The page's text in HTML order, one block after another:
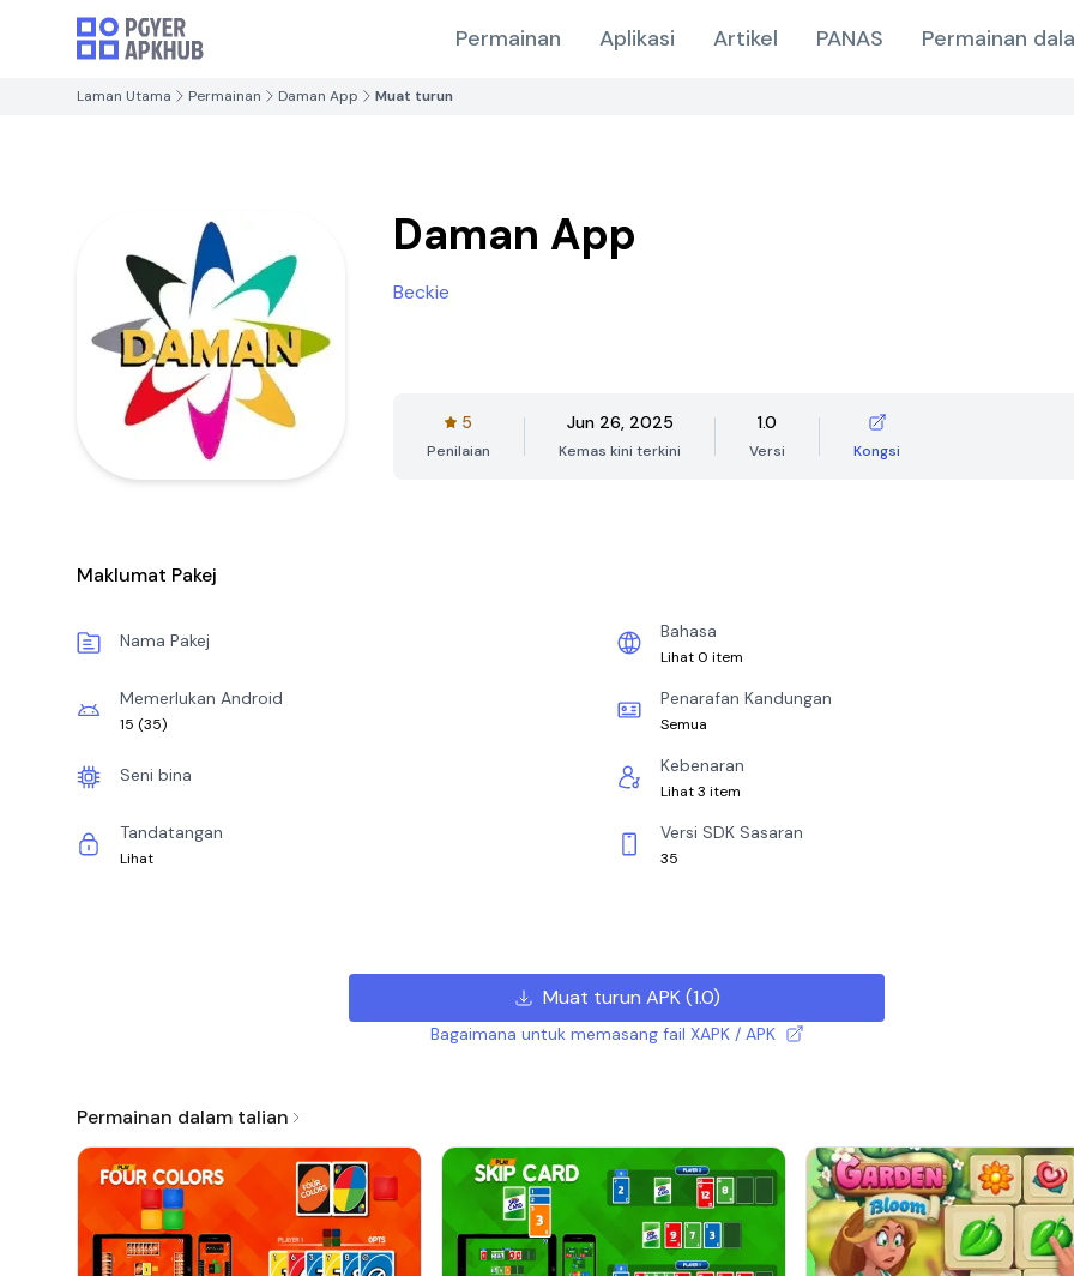
Permainan Aplikasi Artikel PANAS Permainan
Laman Utama Permainan Daman App Muat turun
Daman App
Beckie
5
Penilaian
Jun 26, 2025
Kemas kini terkini
1.0
Versi Kongsi
Maklumat Pakej
Nama Pakej Bahasa
Lihat 0 item
Memerlukan Android
15 (35)
Penarafan Kandungan
Semua
Seni bina Kebenaran
Lihat 3 item
Tandatangan
Lihat
Versi SDK Sasaran
35
Muat turun APK(1.0)
Bagaimana untuk memasang fail XAPK / APK
Permainan dalam talian